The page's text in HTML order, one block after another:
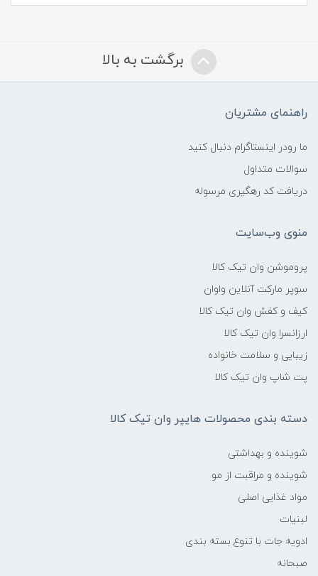
برگشت به بالا
راهنمای مشتریان
ما رودر اینستاگرام دنبال کنید
سوالات متداول
دریافت کد رهگیری مرسوله
منوی وب‌سایت
پروموشن وان تیک کالا
سوپر مارکت آنلاین واوان
کیف و کفش وان تیک کالا
ارزانسرا وان تیک کالا
زیبایی و سلامت خانواده
پت شاپ وان تیک کالا
دسته بندی محصولات هایپر وان تیک کالا
شوینده و بهداشتی
شوینده و مراقبت از مو
مواد غذایی اصلی
لبنیات
ادویه جات با تنوع بسته بندی
صبحانه